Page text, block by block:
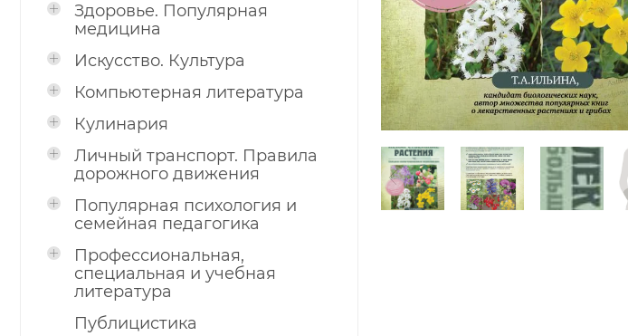
Здоровье. Популярная
медицина
Искусство. Культура
Компьютерная литература
Кулинария
Личный транспорт. Правила
дорожного движения
Популярная психология и
семейная педагогика
Профессиональная,
специальная и учебная
литература
Публицистика